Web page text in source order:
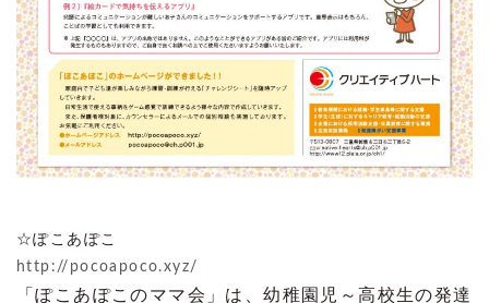
☆ぽこあぽこ
http://pocoapoco.xyz/
「ぽこあぽこのママ会」は、幼稚園児～高校生の発達